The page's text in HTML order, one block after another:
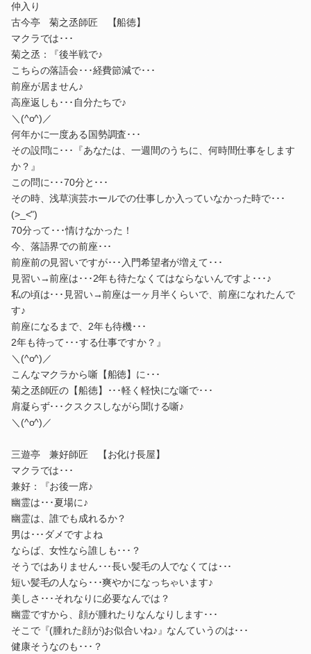
仲入り
古今亭 菊之丞師匠 【船徳】
マクラでは･･･
菊之丞：『後半戦で♪
こちらの落語会･･･経費節減で･･･
前座が居ません♪
高座返しも･･･自分たちで♪
＼(^o^)／
何年かに一度ある国勢調査･･･
その設問に･･･『あなたは、一週間のうちに、何時間仕事をします
か？』
この問に･･･70分と･･･
その時、浅草演芸ホールでの仕事しか入っていなかった時で･･･
(>_<")
70分って･･･情けなかった！
今、落語界での前座･･･
前座前の見習いですが･･･入門希望者が増えて･･･
見習い→前座は･･･2年も待たなくてはならないんですよ･･･♪
私の頃は･･･見習い→前座は一ヶ月半くらいで、前座になれたんで
す♪
前座になるまで、2年も待機･･･
2年も待って･･･する仕事ですか？』
＼(^o^)／
こんなマクラから噺【船徳】に･･･
菊之丞師匠の【船徳】･･･軽く軽快にな噺で･･･
肩凝らず･･･クスクスしながら聞ける噺♪
＼(^o^)／
三遊亭 兼好師匠 【お化け長屋】
マクラでは･･･
兼好：『お後一席♪
幽霊は･･･夏場に♪
幽霊は、誰でも成れるか？
男は･･･ダメですよね
ならば、女性なら誰しも･･･？
そうではありません･･･長い髪毛の人でなくては･･･
短い髪毛の人なら･･･爽やかになっちゃいます♪
美しさ･･･それなりに必要なんでは？
幽霊ですから、顔が腫れたりなんなりします･･･
そこで『(腫れた顔が)お似合いね♪』なんていうのは･･･
健康そうなのも･･･？